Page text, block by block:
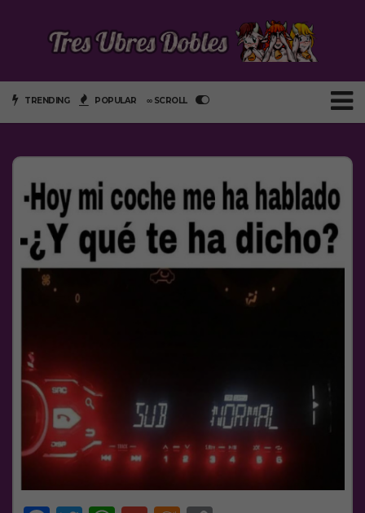
TRENDING POPULAR ∞ SCROLL